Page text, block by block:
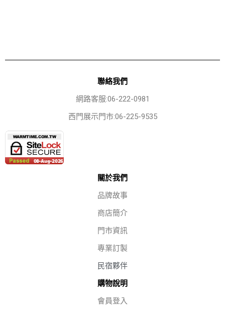
聯絡我們
網路客服:06-222-0981
西門展示門市:06-225-9535
關於我們
品牌故事
商店簡介
門市資訊
專業訂製
民宿夥伴
購物說明
會員登入